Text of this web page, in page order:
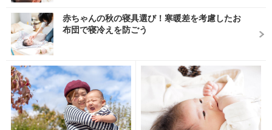
赤ちゃんの秋の寝具選び！寒暖差を考慮したお
布団で寝冷えを防ごう